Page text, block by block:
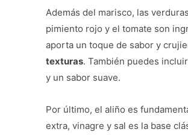
Además del marisco, las
pimiento rojo y el tomate son
aporta un toque de sabor y
texturas. También puedes
y un sabor suave.
Por último, el aliño es
extra, vinagre y sal es la base